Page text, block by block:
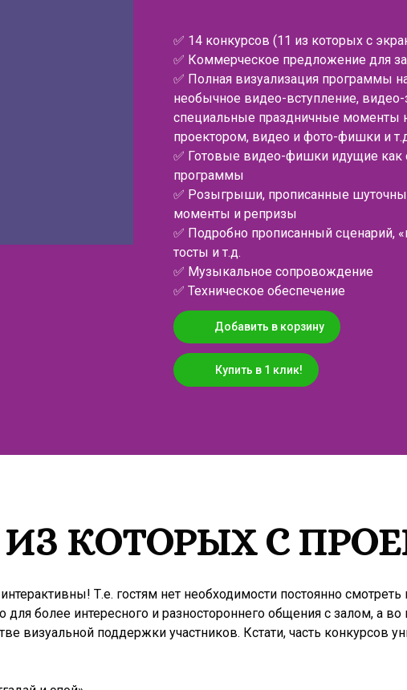
✅ 14 конкурсов (11 из которых с
✅ Коммерческое предложение для
✅ Полная визуализация программы
необычное видео-вступление, видео-
специальные праздничные моменты
проектором, видео и фото-фишки и
✅ Готовые видео-фишки идущие как
программы
✅ Розыгрыши, прописанные
моменты и репризы
✅ Подробно прописанный сценарий,
тосты и т.д.
✅ Музыкальное сопровождение
✅ Техническое обеспечение
Добавить в корзину
Купить в 1 клик!
ИЗ КОТОРЫХ С
Т.е. гостям нет необходимости постоянно
для более интересного и разностороннего общения с залом, а
визуальной поддержки участников. Кстати, часть конкурсов